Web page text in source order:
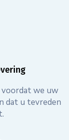
we uw
dat u tevreden